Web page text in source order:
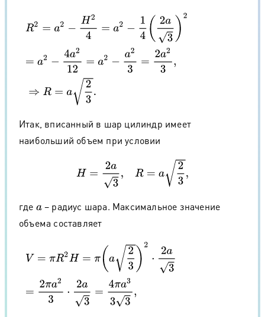
2= H2 2−1 2 −4 a2 12= a2 −a
Итак, вписанный в шар цилиндр имеет
наибольший объем при условии
H=2
где a− радиус шара. Максимальное значение
объема составляет
23 2a3=2 π 3⋅2a